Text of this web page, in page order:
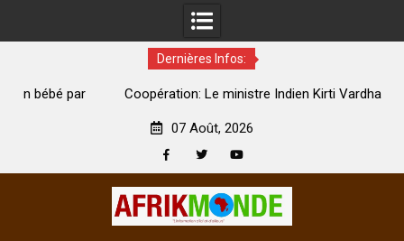
Dernières Infos:
Coopération: Le ministre Indien Kirti Vardhan Singh à
07 Août, 2026